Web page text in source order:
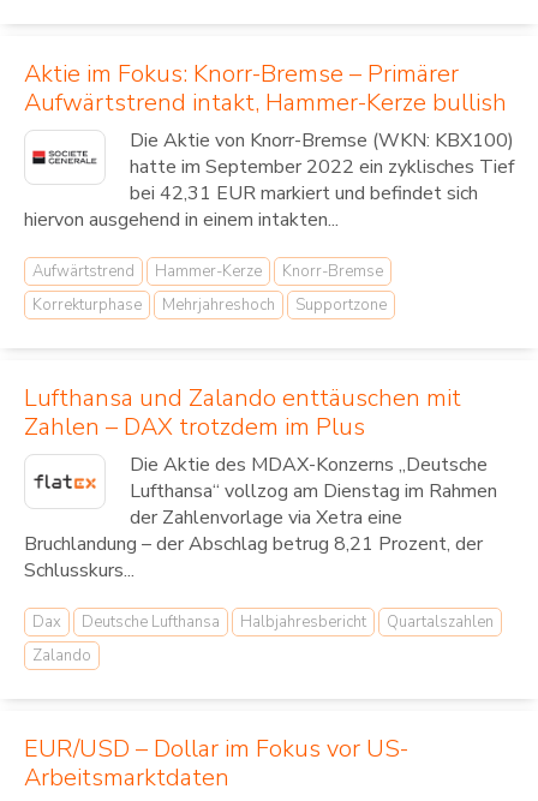
Aktie im Fokus: Knorr-Bremse – Primärer
Aufwärtstrend intakt, Hammer-Kerze bullish
Die Aktie von Knorr-Bremse (WKN: KBX100)
hatte im September 2022 ein zyklisches Tief
bei 42,31 EUR markiert und befindet sich
hiervon ausgehend in einem intakten...
Aufwärtstrend Hammer-Kerze
Knorr-Bremse
Korrekturphase
Mehrjahreshoch Supportzone
Lufthansa und Zalando enttäuschen mit
Zahlen – DAX trotzdem im Plus
Die Aktie des MDAX-Konzerns „Deutsche
Lufthansa“ vollzog am Dienstag im Rahmen
der Zahlenvorlage via Xetra eine
Bruchlandung – der Abschlag betrug 8,21 Prozent, der
Schlusskurs...
Dax Deutsche Lufthansa Halbjahresbericht
Quartalszahlen
Zalando
EUR/USD – Dollar im Fokus vor US-
Arbeitsmarktdaten